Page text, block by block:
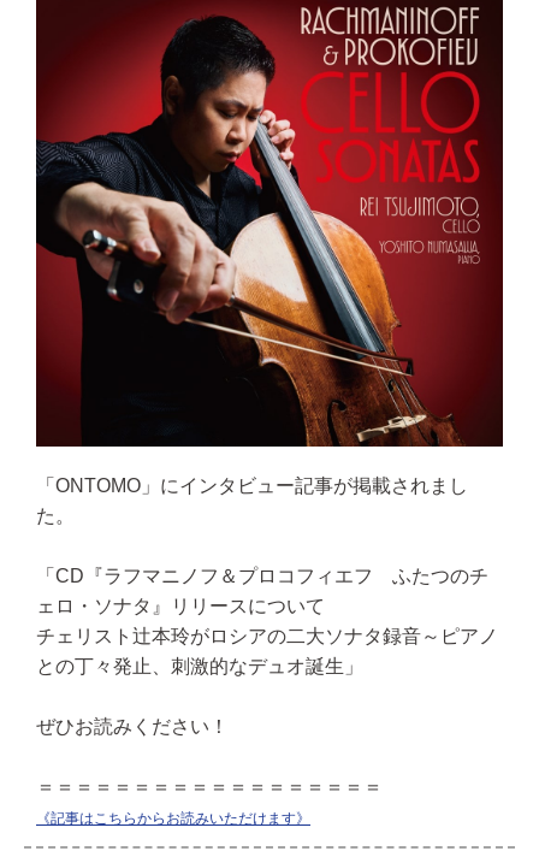
「ONTOMO」にインタビュー記事が掲載されまし
た。
「CD『ラフマニノフ＆プロコフィエフ ふたつのチ
ェロ・ソナタ』リリースについて
チェリスト辻本玲がロシアの二大ソナタ録音～ピアノ
との丁々発止、刺激的なデュオ誕生」
ぜひお読みください！
＝＝＝＝＝＝＝＝＝＝＝＝＝＝＝＝＝＝
《記事はこちらからお読みいただけます》